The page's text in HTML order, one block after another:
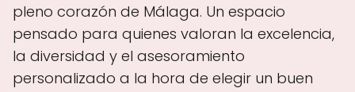
pleno corazón de Málaga. Un espacio
pensado para quienes valoran la excelencia,
la diversidad y el asesoramiento
personalizado a la hora de elegir un buen